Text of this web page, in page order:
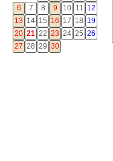
6
7 8 9 10 11 12
13 14 15 16 17 18 19
20 21 22 23 24 25 26
27 28 29 30